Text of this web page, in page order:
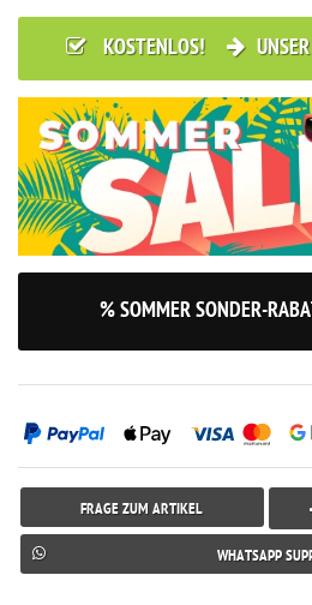
KOSTENLOS!
% SOMMER SONDER-
FRAGE ZUM ARTIKEL
WHATSAPP